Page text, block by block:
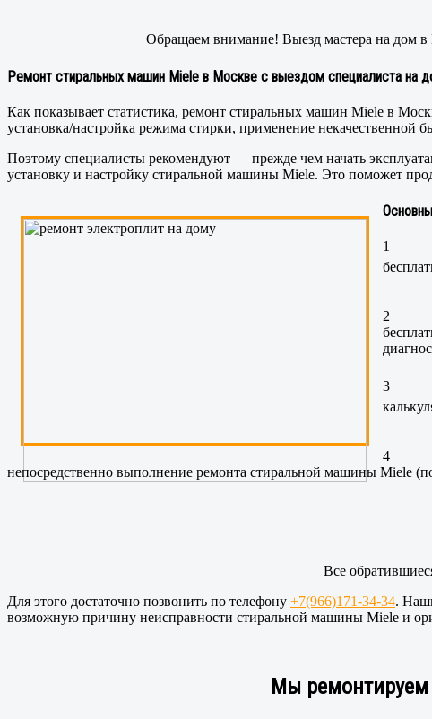
Обращаем внимание! Выезд мастера на дом в
Ремонт стиральных машин Miele в Москве с выездом специалиста на
Как показывает статистика, ремонт стиральных машин Miele в
установка/настройка режима стирки, применение некачественной
Поэтому специалисты рекомендуют — прежде чем начать
установку и настройку стиральной машины Miele. Это поможет
1
2
3
4
непосредственно выполнение ремонта стиральной машины Miele
Все
Для этого достаточно позвонить по телефону +7(966)171-34-34.
возможную причину неисправности стиральной машины Miele и
Мы